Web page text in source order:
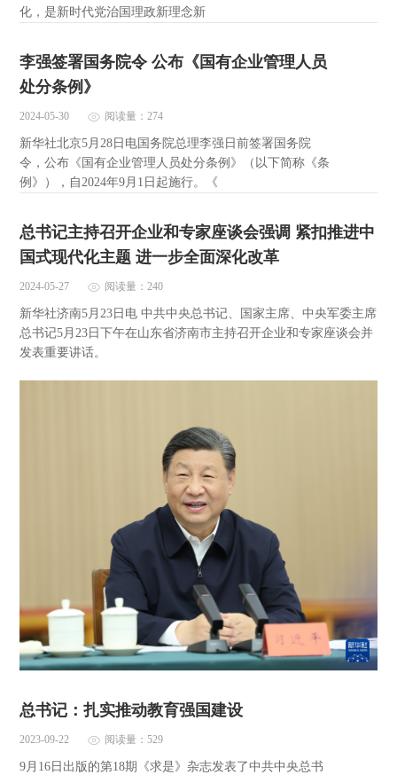
化，是新时代党治国理政新理念新
李强签署国务院令 公布《国有企业管理人员
处分条例》
2024-05-30 阅读量：274
新华社北京5月28日电国务院总理李强日前签署国务院
令，公布《国有企业管理人员处分条例》（以下简称《条
例》），自2024年9月1日起施行。《
总书记主持召开企业和专家座谈会强调 紧扣推进中
国式现代化主题 进一步全面深化改革
2024-05-27 阅读量：240
新华社济南5月23日电 中共中央总书记、国家主席、中央军委主席
总书记5月23日下午在山东省济南市主持召开企业和专家座谈会并
发表重要讲话。
总书记：扎实推动教育强国建设
2023-09-22 阅读量：529
9月16日出版的第18期《求是》杂志发表了中共中央总书